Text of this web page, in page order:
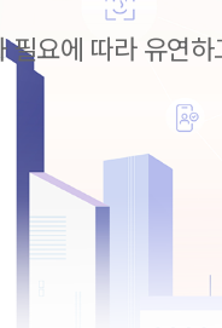
요에 따라 유연